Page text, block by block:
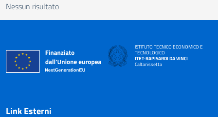
Nessun risultato
ISTITUTO TECNICO ECONOMICO E
TECNOLOGICO
ITET-RAPISARDI DA VINCI
Caltanissetta
Link Esterni